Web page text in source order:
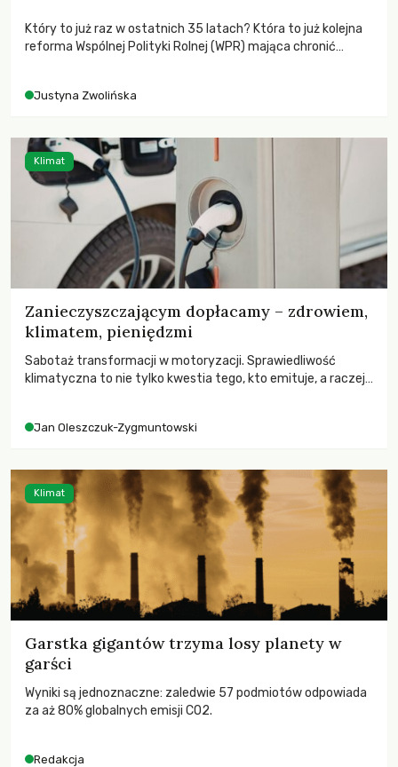
Który to już raz w ostatnich 35 latach? Która to już kolejna
reforma Wspólnej Polityki Rolnej (WPR) mająca chronić
Justyna Zwolińska
Zanieczyszczającym dopłacamy – zdrowiem,
klimatem, pieniędzmi
Sabotaż transformacji w motoryzacji. Sprawiedliwość
klimatyczna to nie tylko kwestia tego, kto emituje, a raczej
Jan Oleszczuk-Zygmuntowski
Klimat
Garstka gigantów trzyma losy planety w
garści
Wyniki są jednoznaczne: zaledwie 57 podmiotów odpowiada
za aż 80% globalnych emisji CO2.
Redakcja
Klimat